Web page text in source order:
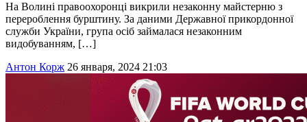
На Волині правоохоронці викрили незаконну майстерню з
перероблення бурштину. За даними Державної прикордонної
служби України, група осіб займалася незаконним
видобуванням, […]
Антон Корж 26 января, 2024 21:03